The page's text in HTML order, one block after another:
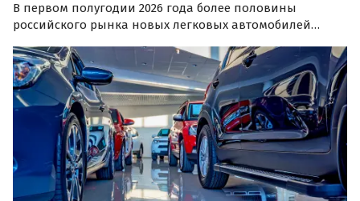
В первом полугодии 2026 года более половины
российского рынка новых легковых автомобилей
тыс. регистраций из общего объема в поставленных на
учет 608,6 тыс. машин, сообщил автоэксперт Сергей
Целиков в своем Telegram-канале.